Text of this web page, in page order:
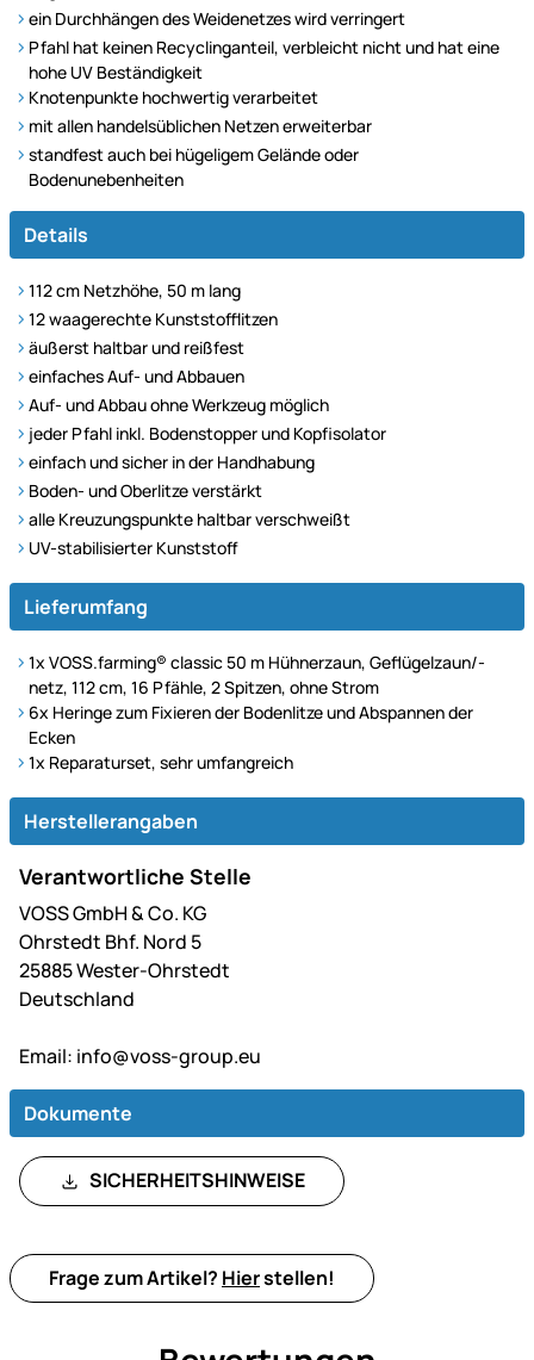
ein Durchhängen des Weidenetzes wird verringert
Pfahl hat keinen Recyclinganteil, verbleicht nicht und hat eine
hohe UV Beständigkeit
Knotenpunkte hochwertig verarbeitet
mit allen handelsüblichen Netzen erweiterbar
standfest auch bei hügeligem Gelände oder
Bodenunebenheiten
Details
112 cm Netzhöhe, 50 m lang
12 waagerechte Kunststofflitzen
äußerst haltbar und reißfest
einfaches Auf- und Abbauen
Auf- und Abbau ohne Werkzeug möglich
jeder Pfahl inkl. Bodenstopper und Kopfisolator
einfach und sicher in der Handhabung
Boden- und Oberlitze verstärkt
alle Kreuzungspunkte haltbar verschweißt
UV-stabilisierter Kunststoff
Lieferumfang
1x VOSS.farming® classic 50 m Hühnerzaun, Geflügelzaun/-
netz, 112 cm, 16 Pfähle, 2 Spitzen, ohne Strom
6x Heringe zum Fixieren der Bodenlitze und Abspannen der
Ecken
1x Reparaturset, sehr umfangreich
Herstellerangaben
Verantwortliche Stelle
VOSS GmbH & Co. KG
Ohrstedt Bhf. Nord 5
25885 Wester-Ohrstedt
Deutschland
Email: info@voss-group.eu
Dokumente
SICHERHEITSHINWEISE
Frage zum Artikel? Hierstellen!